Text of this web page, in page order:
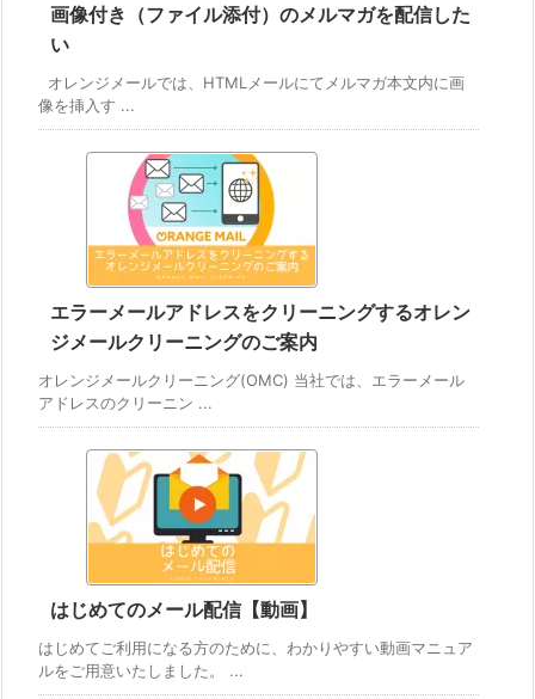
画像付き（ファイル添付）のメルマガを配信した
い
オレンジメールでは、HTMLメールにてメルマガ本文内に画
像を挿入す ...
エラーメールアドレスをクリーニングするオレン
ジメールクリーニングのご案内
オレンジメールクリーニング(OMC) 当社では、エラーメール
アドレスのクリーニン ...
はじめてのメール配信【動画】
はじめてご利用になる方のために、わかりやすい動画マニュア
ルをご用意いたしました。 ...